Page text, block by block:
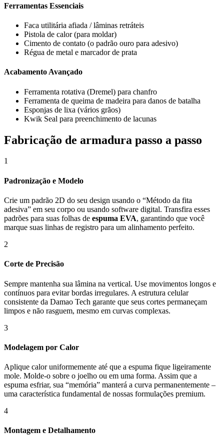
Ferramentas Essenciais
Faca utilitária afiada / lâminas retráteis
Pistola de calor (para moldar)
Cimento de contato (o padrão ouro para adesivo)
Régua de metal e marcador de prata
Acabamento Avançado
Ferramenta rotativa (Dremel) para chanfro
Ferramenta de queima de madeira para danos de batalha
Esponjas de lixa (vários grãos)
Kwik Seal para preenchimento de lacunas
Fabricação de armadura passo a passo
1
Padronização e Modelo
Crie um padrão 2D do seu design usando o “Método da fita
adesiva” em seu corpo ou usando software digital. Transfira esses
padrões para suas folhas de espuma EVA, garantindo que você
marque suas linhas de registro para um alinhamento perfeito.
2
Corte de Precisão
Sempre mantenha sua lâmina na vertical. Use movimentos longos e
contínuos para evitar bordas irregulares. A estrutura celular
consistente da Damao Tech garante que seus cortes permaneçam
limpos e não rasguem, mesmo em curvas complexas.
3
Modelagem por Calor
Aplique calor uniformemente até que a espuma fique ligeiramente
mole. Molde-o sobre o joelho ou em uma forma. Assim que a
espuma esfriar, sua “memória” manterá a curva permanentemente –
uma característica fundamental de nossas formulações premium.
4
Montagem e Detalhamento